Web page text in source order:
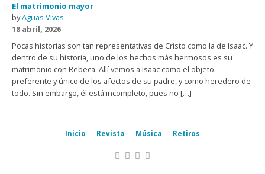
El matrimonio mayor
byAguas Vivas
18 abril, 2026
Pocas historias son tan representativas de Cristo como la de Isaac. Y
dentro de su historia, uno de los hechos más hermosos es su
matrimonio con Rebeca. Allí vemos a Isaac como el objeto
preferente y único de los afectos de su padre, y como heredero de
todo. Sin embargo, él está incompleto, pues no […]
Inicio Revista Música Retiros